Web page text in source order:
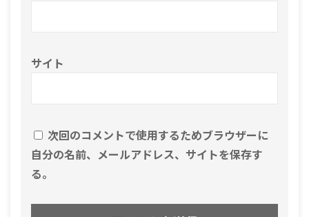
サイト
次回のコメントで使用するためブラウザーに
自分の名前、メールアドレス、サイトを保存す
る。